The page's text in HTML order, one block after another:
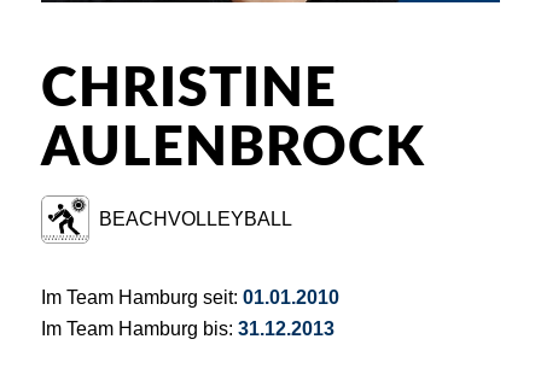
CHRISTINE
AULENBROCK
BEACHVOLLEYBALL
Im Team Hamburg seit: 01.01.2010
Im Team Hamburg bis: 31.12.2013